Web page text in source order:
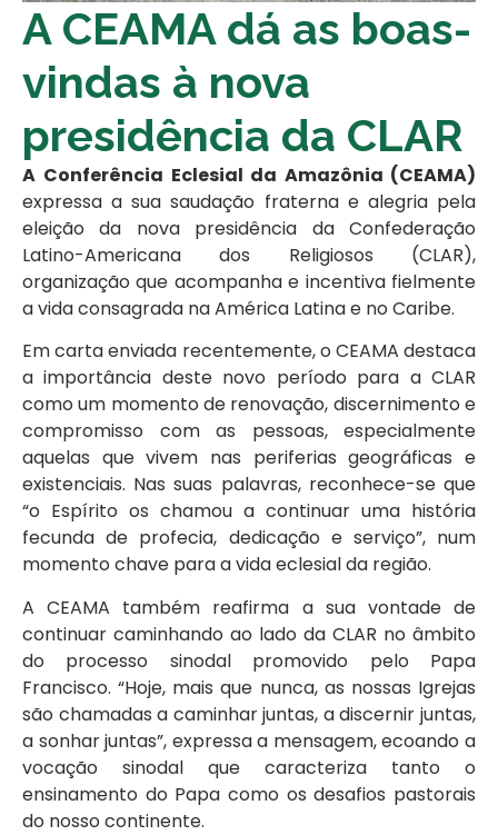
A CEAMA dá as boas-
vindas à nova
presidência da CLAR
A Conferência Eclesial da Amazônia (CEAMA)
expressa a sua saudação fraterna e alegria pela
eleição da nova presidência da Confederação
Latino-Americana dos Religiosos (CLAR),
organização que acompanha e incentiva fielmente
a vida consagrada na América Latina e no Caribe.
Em carta enviada recentemente, o CEAMA destaca
a importância deste novo período para a CLAR
como um momento de renovação, discernimento e
compromisso com as pessoas, especialmente
aquelas que vivem nas periferias geográficas e
existenciais. Nas suas palavras, reconhece-se que
“o Espírito os chamou a continuar uma história
fecunda de profecia, dedicação e serviço”, num
momento chave para a vida eclesial da região.
A CEAMA também reafirma a sua vontade de
continuar caminhando ao lado da CLAR no âmbito
do processo sinodal promovido pelo Papa
Francisco. “Hoje, mais que nunca, as nossas Igrejas
são chamadas a caminhar juntas, a discernir juntas,
a sonhar juntas”, expressa a mensagem, ecoando a
vocação sinodal que caracteriza tanto o
ensinamento do Papa como os desafios pastorais
do nosso continente.